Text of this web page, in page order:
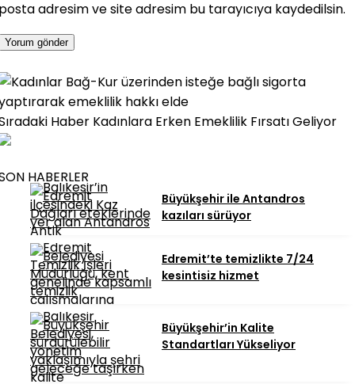
adresim ve site adresim bu tarayıcıya kaydedilsin.
Haber Kadınlara Erken Emeklilik Fırsatı Geliyor
HABERLER
Büyükşehir ile Antandros
kazıları sürüyor
Edremit’te temizlikte 7/24
kesintisiz hizmet
Büyükşehir’in Kalite
Standartları Yükseliyor